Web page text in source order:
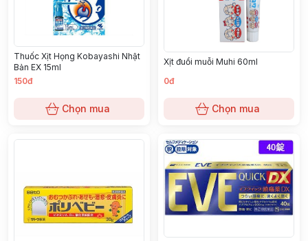
Thuốc Xịt Họng Kobayashi Nhật
Bản EX 15ml
150đ
Chọn mua
Xịt đuổi muỗi Muhi 60ml
0đ
Chọn mua